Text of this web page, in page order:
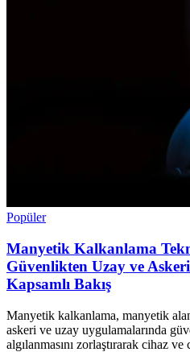
Popüler
Manyetik Kalkanlama
Güvenlikten Uzay ve
Kapsamlı Bakış
Manyetik kalkanlama, manyetik
askeri ve uzay uygulamalarında
algılanmasını zorlaştırarak cihaz ve